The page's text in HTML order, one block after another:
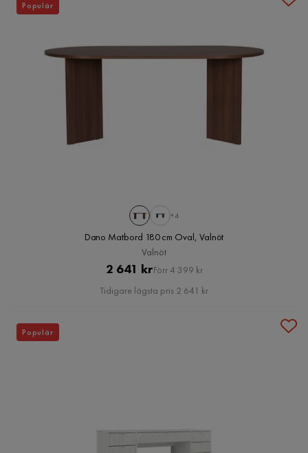
+4
Dano Matbord 180 cm Oval, Valnöt
Valnöt
Pris
2 641 krOriginal
Pris
Förr 4 399 kr
Tidigare lägsta pris 2 641 kr
Populär
Populär